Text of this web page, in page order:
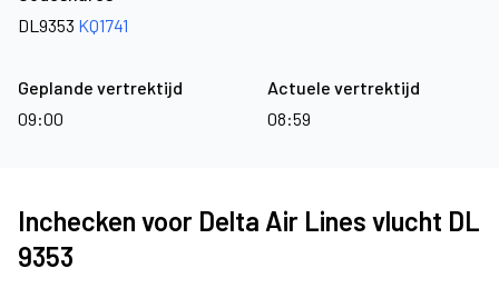
DL9353 KQ1741
Geplande vertrektijd
09:00
Actuele vertrektijd
08:59
Inchecken voor Delta Air Lines vlucht DL
9353